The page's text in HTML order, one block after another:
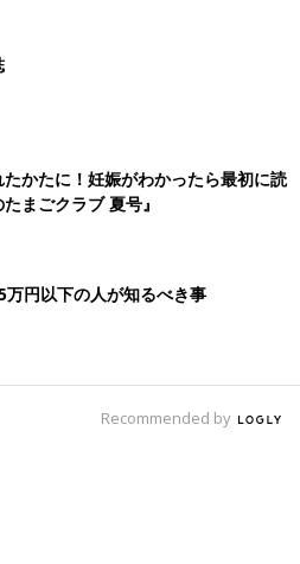
かたに！妊娠がわかったら最初に読
まごクラブ 夏号』
万円以下の人が知るべき事
Recommended by